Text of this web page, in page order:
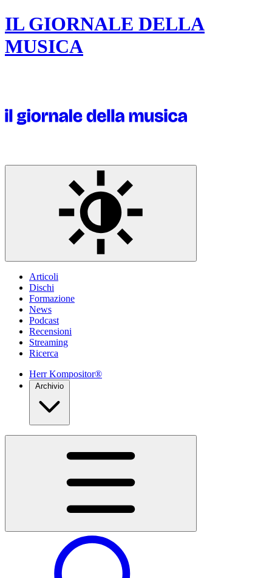
IL GIORNALE DELLA
MUSICA
Articoli
Dischi
Formazione
News
Podcast
Recensioni
Streaming
Ricerca
Herr Kompositor®
Archivio